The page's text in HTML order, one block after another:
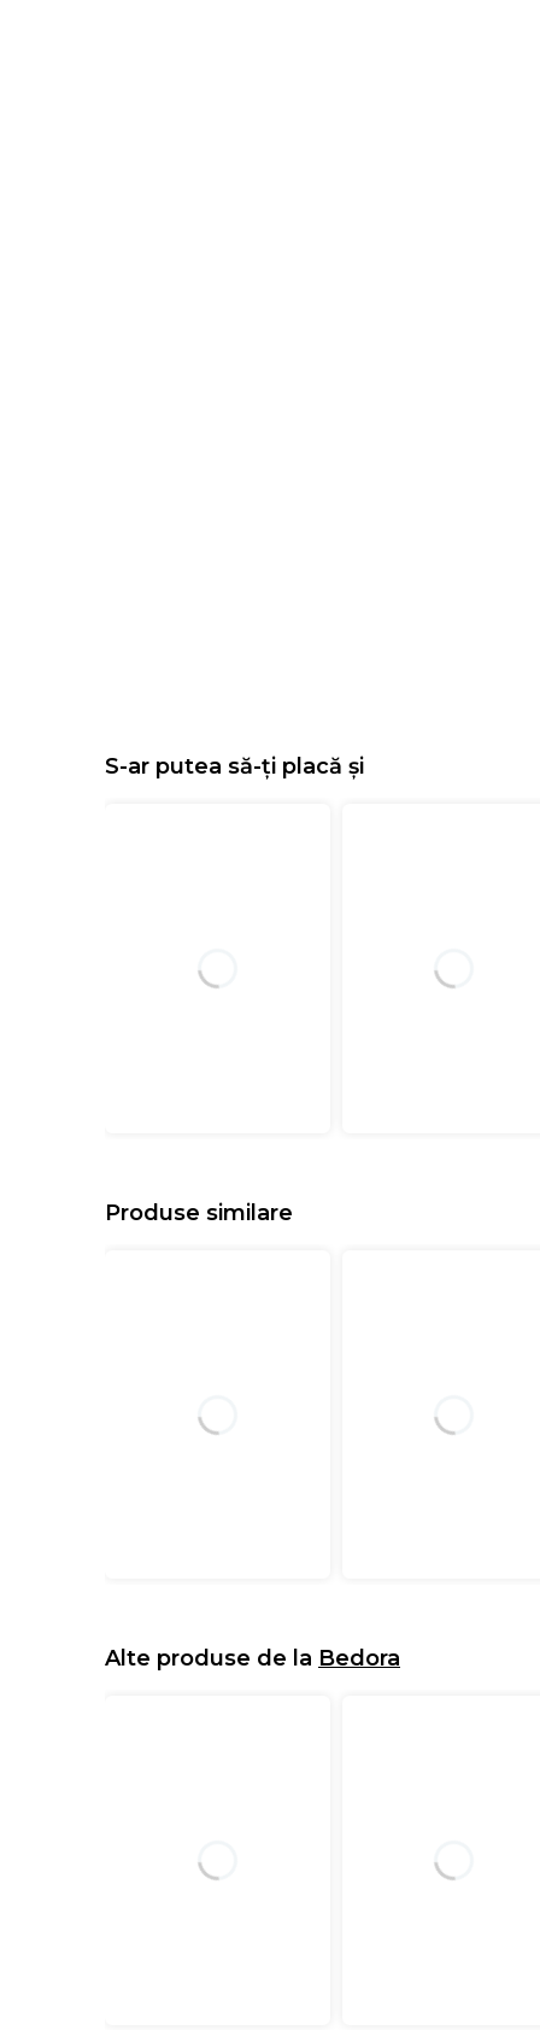
S-ar putea să-ți placă și
Produse similare
Alte produse de la Bedora